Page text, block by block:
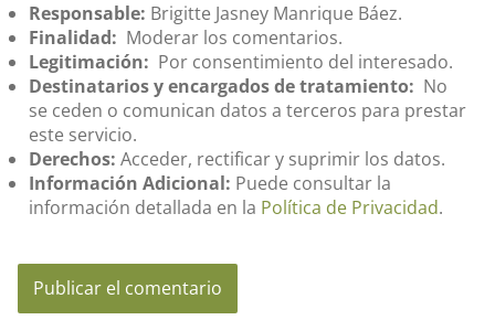
Responsable: Brigitte Jasney Manrique Báez.
Finalidad: Moderar los comentarios.
Legitimación: Por consentimiento del interesado.
Destinatarios y encargados de tratamiento: No
se ceden o comunican datos a terceros para prestar
este servicio.
Derechos: Acceder, rectificar y suprimir los datos.
Información Adicional: Puede consultar la
información detallada en la Política de Privacidad.